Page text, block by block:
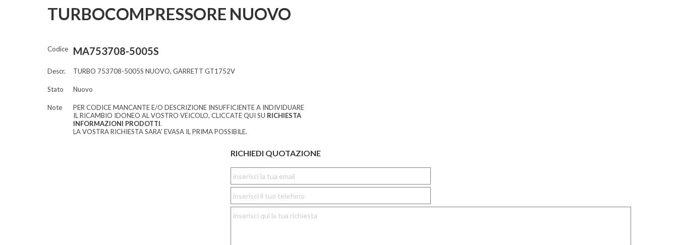
TURBOCOMPRESSORE NUOVO
Codice MA753708-5005S
Descr. TURBO 753708-5005S NUOVO, GARRETT GT1752V
Stato Nuovo
Note
PER CODICE MANCANTE E/O DESCRIZIONE INSUFFICIENTE A INDIVIDUARE
IL RICAMBIO IDONEO AL VOSTRO VEICOLO, CLICCATE QUI SU RICHIESTA
INFORMAZIONI PRODOTTI.
LA VOSTRA RICHIESTA SARA' EVASA IL PRIMA POSSIBILE.
RICHIEDI QUOTAZIONE